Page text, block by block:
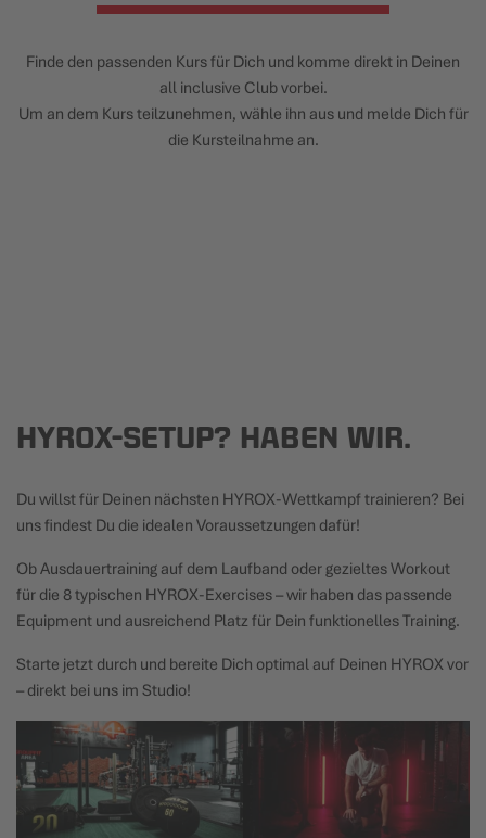
Finde den passenden Kurs für Dich und komme direkt in Deinen
all inclusive Club vorbei.
Um an dem Kurs teilzunehmen, wähle ihn aus und melde Dich für
die Kursteilnahme an.
HYROX-SETUP? HABEN WIR.
Du willst für Deinen nächsten HYROX-Wettkampf trainieren? Bei
uns findest Du die idealen Voraussetzungen dafür!
Ob Ausdauertraining auf dem Laufband oder gezieltes Workout
für die 8 typischen HYROX-Exercises – wir haben das passende
Equipment und ausreichend Platz für Dein funktionelles Training.
Starte jetzt durch und bereite Dich optimal auf Deinen HYROX vor
– direkt bei uns im Studio!